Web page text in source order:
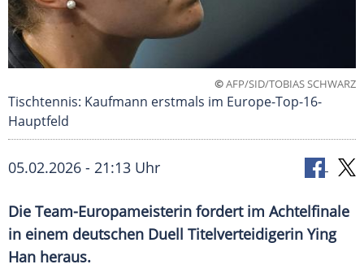
©AFP/SID/TOBIAS SCHWARZ
Tischtennis: Kaufmann erstmals im Europe-Top-16-
Hauptfeld
05.02.2026 - 21:13 Uhr
Die Team-Europameisterin fordert im Achtelfinale
in einem deutschen Duell Titelverteidigerin Ying
Han heraus.